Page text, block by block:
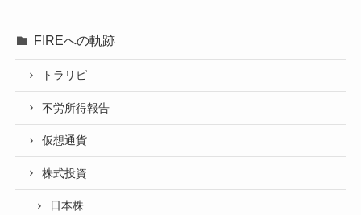
FIREへの軌跡
トラリピ
不労所得報告
仮想通貨
株式投資
日本株